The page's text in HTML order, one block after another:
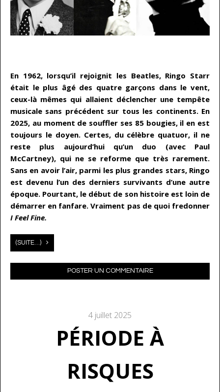
En 1962, lorsqu’il rejoignit les Beatles, Ringo Starr
était le plus âgé des quatre garçons dans le vent,
ceux-là mêmes qui allaient déclencher une tempête
musicale sans précédent sur tous les continents. En
2025, au moment de souffler ses 85 bougies, il en est
toujours le doyen. Certes, du célèbre quatuor, il ne
reste plus aujourd’hui qu’un duo (avec Paul
McCartney), qui ne se reforme que très rarement.
Sans en avoir l’air, parmi les plus grandes stars, Ringo
est devenu l’un des derniers survivants d’une autre
époque. Pourtant, le début de son histoire est loin de
démarrer en fanfare. Vraiment pas de quoi fredonner
I Feel Fine.
(SUITE…)
POSTER UN COMMENTAIRE
4 juillet 2025
PÉRIODE À
RISQUES